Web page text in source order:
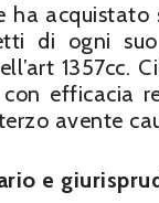
ha
di ogni suo
1357cc.
efficacia
avente
e